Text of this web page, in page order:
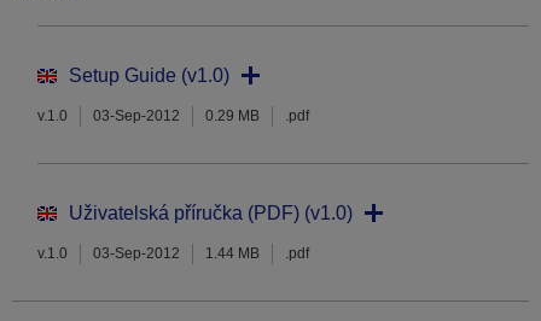
Setup Guide (v1.0)
v.1.0 03-Sep-2012 0.29 MB .pdf
Uživatelská příručka (PDF) (v1.0)
v.1.0 03-Sep-2012 1.44 MB .pdf